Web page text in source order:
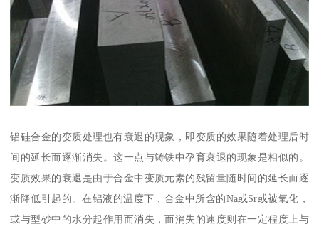
铝硅合金的变质处理也有衰退的现象，即变质的效果随着处理后时
间的延长而逐渐消失。这一点与铸铁中孕育衰退的现象是相似的。
变质效果的衰退是由于合金中变质元素的残留量随时间的延长而逐
渐降低引起的。在铝液的温度下，合金中所含的Na或Sr或被氧化，
或与型砂中的水分起作用而消失，而消失的速度则在一定程度上与